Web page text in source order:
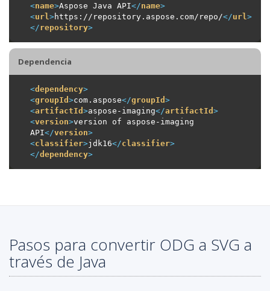
<name>Aspose Java API</name>
<url >https://repository.aspose.com/repo/</url >
</repository>
Dependencia
<dependency>
<groupId >com.aspose</groupId >
<artifactId >aspose-imaging</artifactId >
<version>version of aspose-imaging
API</version>
<classifier>jdk16</classifier>
</dependency>
Pasos para convertir ODG a SVG a
través de Java